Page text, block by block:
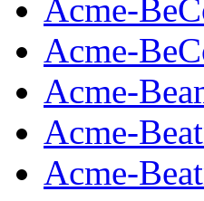
Acme-
Acme-
Acme-
Acme-
Acme-